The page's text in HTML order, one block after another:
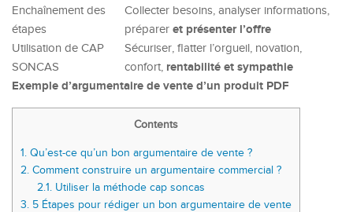
Enchaînement des
étapes
Collecter besoins, analyser informations,
préparer et présenter l’offre
Utilisation de CAP
SONCAS
Sécuriser, flatter l’orgueil, novation,
confort, rentabilité et sympathie
Exemple d’argumentaire de vente d’un produit PDF
Contents
1. Qu’est-ce qu’un bon argumentaire de vente ?
2. Comment construire un argumentaire commercial ?
2.1. Utiliser la méthode cap soncas
3. 5 Étapes pour rédiger un bon argumentaire de vente